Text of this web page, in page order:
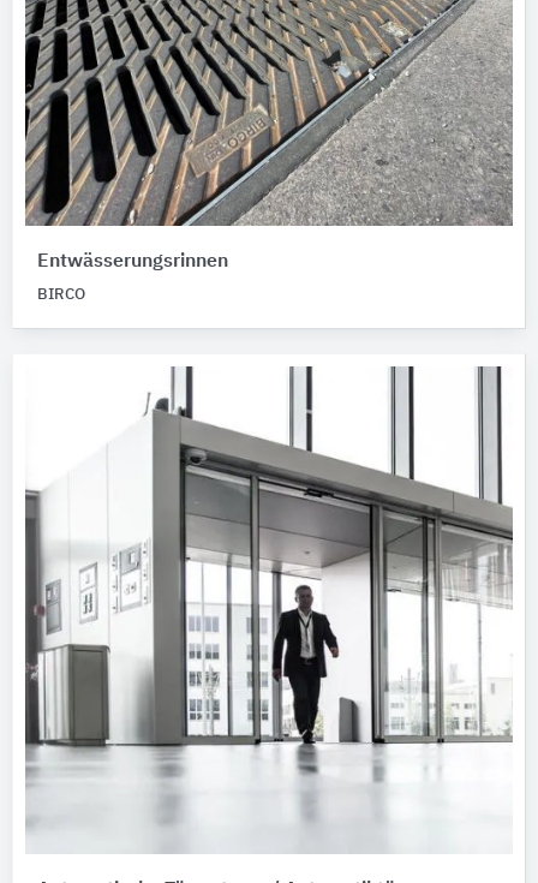
Entwässerungsrinnen
BIRCO